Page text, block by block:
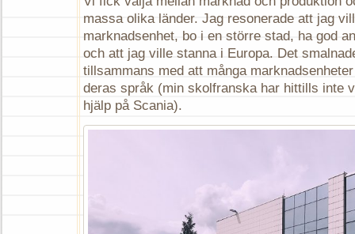
massa olika länder. Jag resonerade att jag
marknadsenhet, bo i en större stad, ha god
och att jag ville stanna i Europa. Det
tillsammans med att många
deras språk (min skolfranska har hittills inte
hjälp på Scania).